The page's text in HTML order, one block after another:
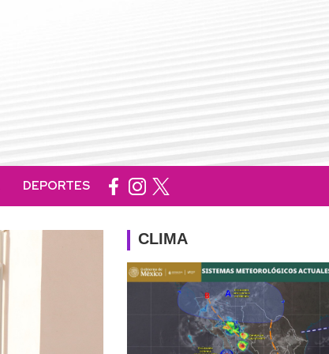
DEPORTES
CLIMA